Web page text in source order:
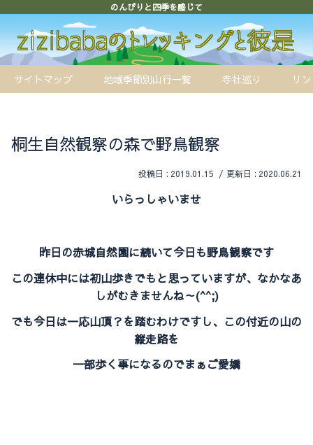
のんびりと四季を感じて
サイトマップ 地域季節別山行一覧 寺社巡り リ
桐生自然観察の森で野鳥観察
2019.01.15 2020.06.21
いらっしゃいませ
昨日の赤城自然園に続いて今日も野鳥観察です
この連休中には初山歩きでもと思っていますが、なかなあ
しがむきませんね～(^^;)
でも今日は一応山頂？を踏むわけですし、この付近の山の
縦走路を
一部歩く事になるのでまぁご愛嬌